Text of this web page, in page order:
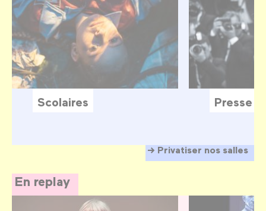
Privatiser nos salles
Scolaires Presse
En replay